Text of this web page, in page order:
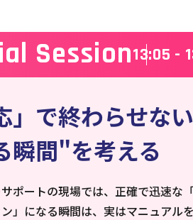
Session13:05 -
」で終わらせな
瞬間"を考える
ポートの現場では、正確で迅速な
」になる瞬間は、実はマニュアル